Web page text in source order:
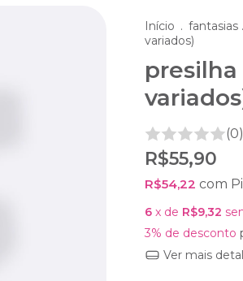
Início . fantasias
variados)
(0)
R$55,90
R$54,22 com
6 x de R$9,32
3% de desconto
Ver mais